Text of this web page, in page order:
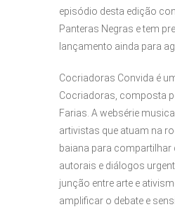
episódio desta edição
Panteras Negras e tem
lançamento ainda para
Cocriadoras Convida é
Cocriadoras, composta
Farias. A websérie
artivistas que atuam na
baiana para
autorais e diálogos
junção entre arte e
amplificar o debate e